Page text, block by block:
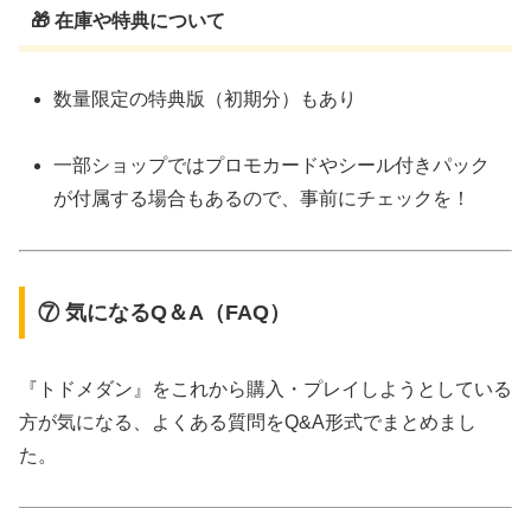
🎁 在庫や特典について
数量限定の特典版（初期分）もあり
一部ショップではプロモカードやシール付きパック
が付属する場合もあるので、事前にチェックを！
⑦ 気になるQ＆A（FAQ）
『トドメダン』をこれから購入・プレイしようとしている
方が気になる、よくある質問をQ&A形式でまとめまし
た。